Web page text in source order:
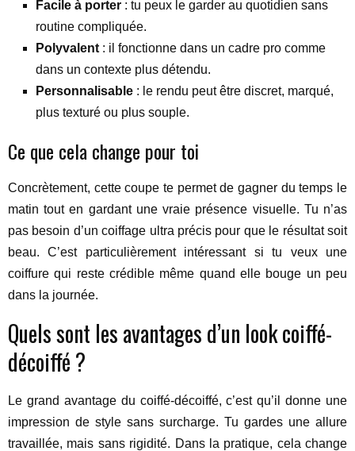
Facile à porter : tu peux le garder au quotidien sans
routine compliquée.
Polyvalent : il fonctionne dans un cadre pro comme
dans un contexte plus détendu.
Personnalisable : le rendu peut être discret, marqué,
plus texturé ou plus souple.
Ce que cela change pour toi
Concrètement, cette coupe te permet de gagner du temps le
matin tout en gardant une vraie présence visuelle. Tu n’as
pas besoin d’un coiffage ultra précis pour que le résultat soit
beau. C’est particulièrement intéressant si tu veux une
coiffure qui reste crédible même quand elle bouge un peu
dans la journée.
Quels sont les avantages d’un look coiffé-
décoiffé ?
Le grand avantage du coiffé-décoiffé, c’est qu’il donne une
impression de style sans surcharge. Tu gardes une allure
travaillée, mais sans rigidité. Dans la pratique, cela change